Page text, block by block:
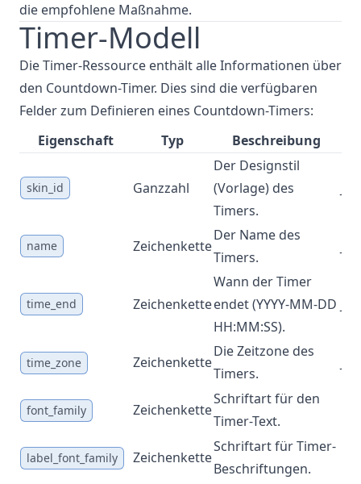
die empfohlene Maßnahme.
Timer-Modell
Die Timer-Ressource enthält alle Informationen über
den Countdown-Timer. Dies sind die verfügbaren
Felder zum Definieren eines Countdown-Timers:
Eigenschaft
Typ Beschreibung
skin_id Ganzzahl
Der Designstil
(Vorlage) des
Timers.
name Zeichenkette
Der Name des
Timers.
time_end Zeichenkette
Wann der Timer
endet (YYYY-MM-DD
HH:MM:SS).
time_zone Zeichenkette
Die Zeitzone des
Timers.
font_family Zeichenkette
Schriftart für den
Timer-Text.
label_font_family Zeichenkette
Schriftart für Timer-
Beschriftungen.